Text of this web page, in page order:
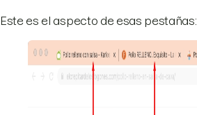
Este es el aspecto de esas pestañas: